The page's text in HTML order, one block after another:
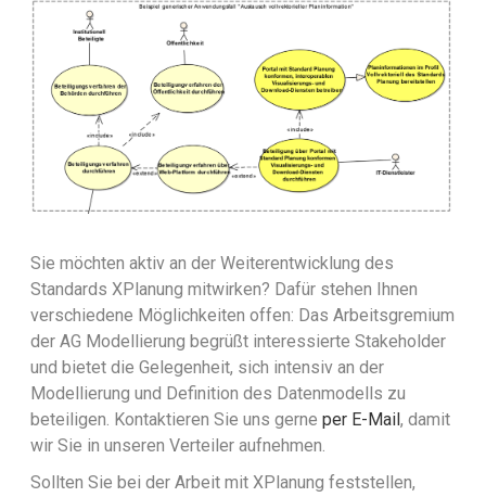
Sie möchten aktiv an der Weiterentwicklung des
Standards XPlanung mitwirken? Dafür stehen Ihnen
verschiedene Möglichkeiten offen: Das Arbeitsgremium
der AG Modellierung begrüßt interessierte Stakeholder
und bietet die Gelegenheit, sich intensiv an der
Modellierung und Definition des Datenmodells zu
beteiligen. Kontaktieren Sie uns gerne per E-Mail , damit
wir Sie in unseren Verteiler aufnehmen.
Sollten Sie bei der Arbeit mit XPlanung feststellen,